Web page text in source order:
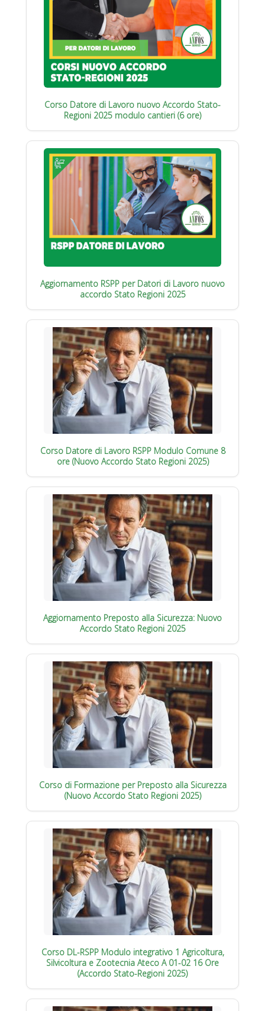
Corso Datore di Lavoro nuovo Accordo Stato-
Regioni 2025 modulo cantieri (6 ore)
Aggiornamento RSPP per Datori di Lavoro nuovo
accordo Stato Regioni 2025
Corso Datore di Lavoro RSPP Modulo Comune 8
ore (Nuovo Accordo Stato Regioni 2025)
Aggiornamento Preposto alla Sicurezza: Nuovo
Accordo Stato Regioni 2025
Corso di Formazione per Preposto alla Sicurezza
(Nuovo Accordo Stato Regioni 2025)
Corso DL-RSPP Modulo integrativo 1 Agricoltura,
Silvicoltura e Zootecnia Ateco A 01-02 16 Ore
(Accordo Stato-Regioni 2025)